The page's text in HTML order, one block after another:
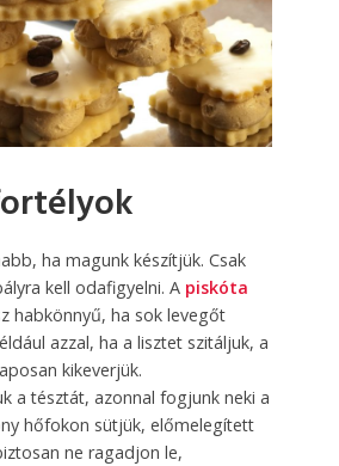
ha magunk készítjük. Csak
kell odafigyelni. A piskóta
habkönnyű, ha sok levegőt
azzal, ha a lisztet szitáljuk, a
kikeverjük.
a tésztát, azonnal fogjunk neki a
hőfokon sütjük, előmelegített
ne ragadjon le,